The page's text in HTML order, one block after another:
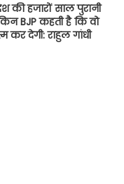
की हजारों साल पुरानी
BJP कहती है कि वो
कर देगी: राहुल गांधी